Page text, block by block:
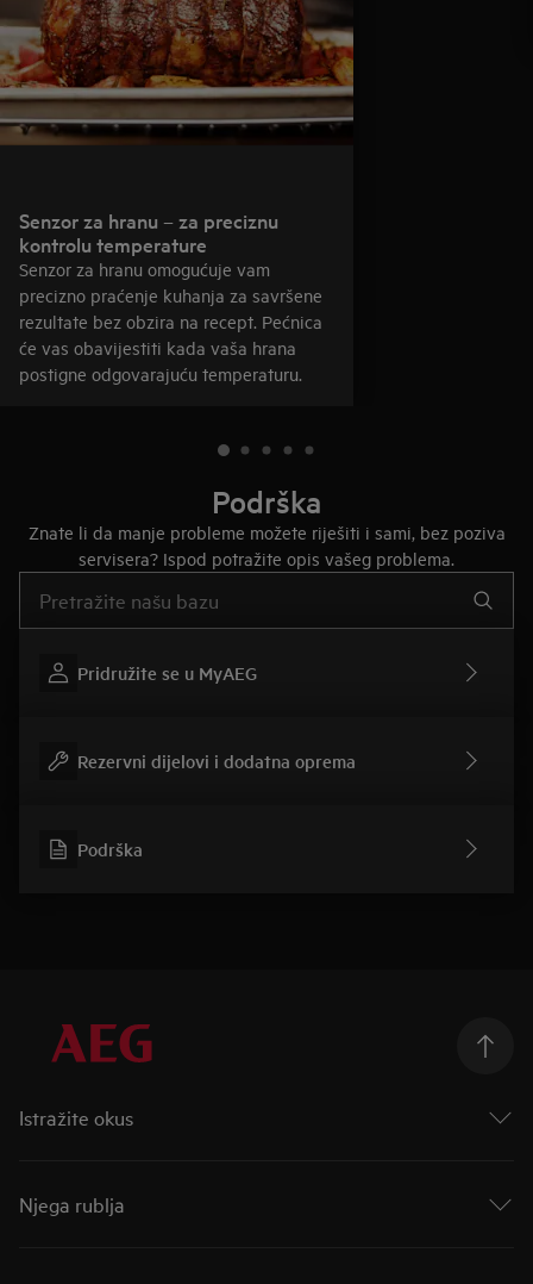
Senzor za hranu – za preciznu
kontrolu temperature
Senzor za hranu omogućuje vam
precizno praćenje kuhanja za savršene
rezultate bez obzira na recept. Pećnica
će vas obavijestiti kada vaša hrana
postigne odgovarajuću temperaturu.
Podrška
Znate li da manje probleme možete riješiti i sami, bez poziva
servisera? Ispod potražite opis vašeg problema.
Pridružite se u MyAEG
Rezervni dijelovi i dodatna oprema
Podrška
Istražite okus
Taste of Tommorow
Mastery Range
Njega rublja